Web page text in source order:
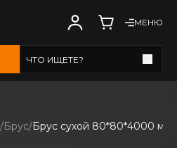
МЕНЮ
ЧТО ИЩЕТЕ?
Брус Брус сухой 80*80*4000 мм